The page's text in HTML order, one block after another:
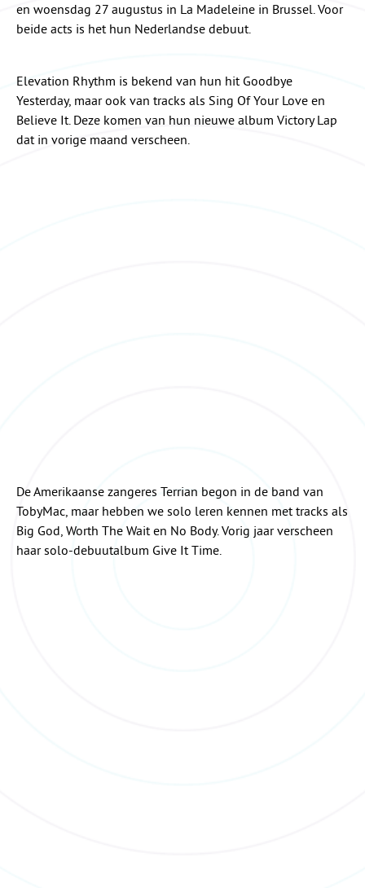
en woensdag 27 augustus in La Madeleine in Brussel. Voor
beide acts is het hun Nederlandse debuut.
Elevation Rhythm is bekend van hun hit Goodbye
Yesterday, maar ook van tracks als Sing Of Your Love en
Believe It. Deze komen van hun nieuwe album Victory Lap
dat in vorige maand verscheen.
De Amerikaanse zangeres Terrian begon in de band van
TobyMac, maar hebben we solo leren kennen met tracks als
Big God, Worth The Wait en No Body. Vorig jaar verscheen
haar solo-debuutalbum Give It Time.